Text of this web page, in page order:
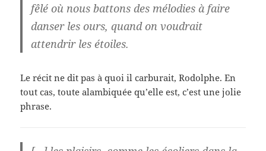
fêlé où nous battons des mélodies à faire
danser les ours, quand on voudrait
attendrir les étoiles.
Le récit ne dit pas à quoi il carburait, Rodolphe. En
tout cas, toute alambiquée qu’elle est, c’est une jolie
phrase.